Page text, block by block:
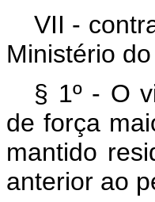
VII -
Ministério
§ 1º - O
de força
mantido
anterior ao